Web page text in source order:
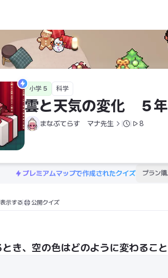
小学 5 科学
雲と天気の変化　５
まなぶてらす　マナ先生 8
プレミアムマップで作成されたクイズ プラン
示する 公開クイズ
き、空の色はどのように変わるこ